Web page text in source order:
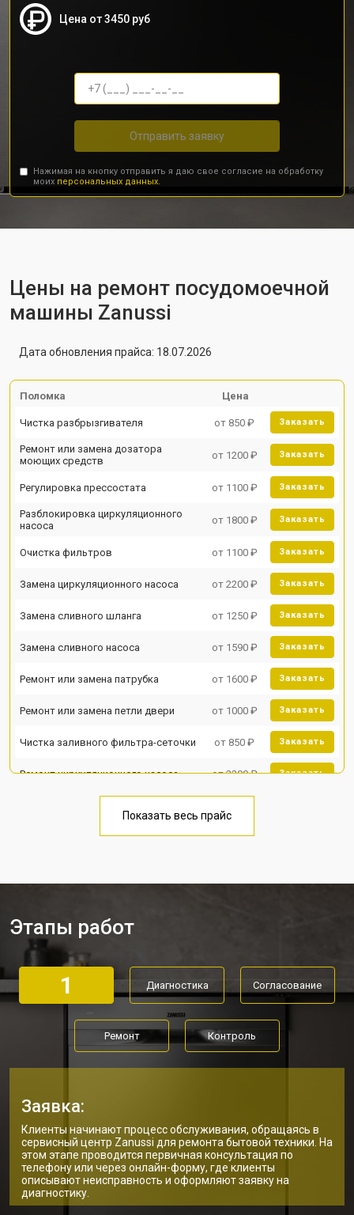
Цена от 3450 руб
Отправить заявку
Нажимая на кнопку отправить я даю свое согласие на обработку
моих персональных данных.
Цены на ремонт посудомоечной
машины Zanussi
Дата обновления прайса: 18.07.2026
Поломка Цена
Чистка разбрызгивателя от 850 ₽ Заказать
Ремонт или замена дозатора
моющих средств
от 1200 ₽ Заказать
Регулировка прессостата от 1100 ₽ Заказать
Разблокировка циркуляционного
насоса
от 1800 ₽ Заказать
Очистка фильтров от 1100 ₽ Заказать
Замена циркуляционного насоса от 2200 ₽ Заказать
Замена сливного шланга от 1250 ₽ Заказать
Замена сливного насоса от 1590 ₽ Заказать
Ремонт или замена патрубка от 1600 ₽ Заказать
Ремонт или замена петли двери от 1000 ₽ Заказать
Чистка заливного фильтра-сеточки от 850 ₽ Заказать
Ремонт циркуляционного насоса от 2200 ₽ Заказать
Ремонт стакана моечного бака от 1600 ₽
Ремонт или замена пружины дверцы
Замена платы сенсорного
от 1100 ₽ Заказать
Замена водоприёмника от 2450 ₽ Заказать
Замена панели управления от 1550 ₽
машины Zanussi
температуры
от 1590 ₽ Заказать
Замена замка посудомоечной
машины Zanussi
от 1600 ₽ Заказать
Ремонт электропроводки
Показать весь прайс
Этапы работ
1 Диагностика Согласование
Ремонт Контроль
Заявка:
Клиенты начинают процесс обслуживания, обращаясь в
сервисный центр Zanussi для ремонта бытовой техники. На
этом этапе проводится первичная консультация по
телефону или через онлайн-форму, где клиенты
описывают неисправность и оформляют заявку на
диагностику.